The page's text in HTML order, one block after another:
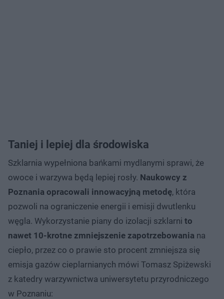
Taniej i lepiej dla środowiska
Szklarnia wypełniona bańkami mydlanymi sprawi, że
owoce i warzywa będą lepiej rosły. Naukowcy z
Poznania opracowali innowacyjną metodę, która
pozwoli na ograniczenie energii i emisji dwutlenku
węgla. Wykorzystanie piany do izolacji szklarni to
nawet 10-krotne zmniejszenie zapotrzebowania na
ciepło, przez co o prawie sto procent zmniejsza się
emisja gazów cieplarnianych mówi Tomasz Spiżewski
z katedry warzywnictwa uniwersytetu przyrodniczego
w Poznaniu:​